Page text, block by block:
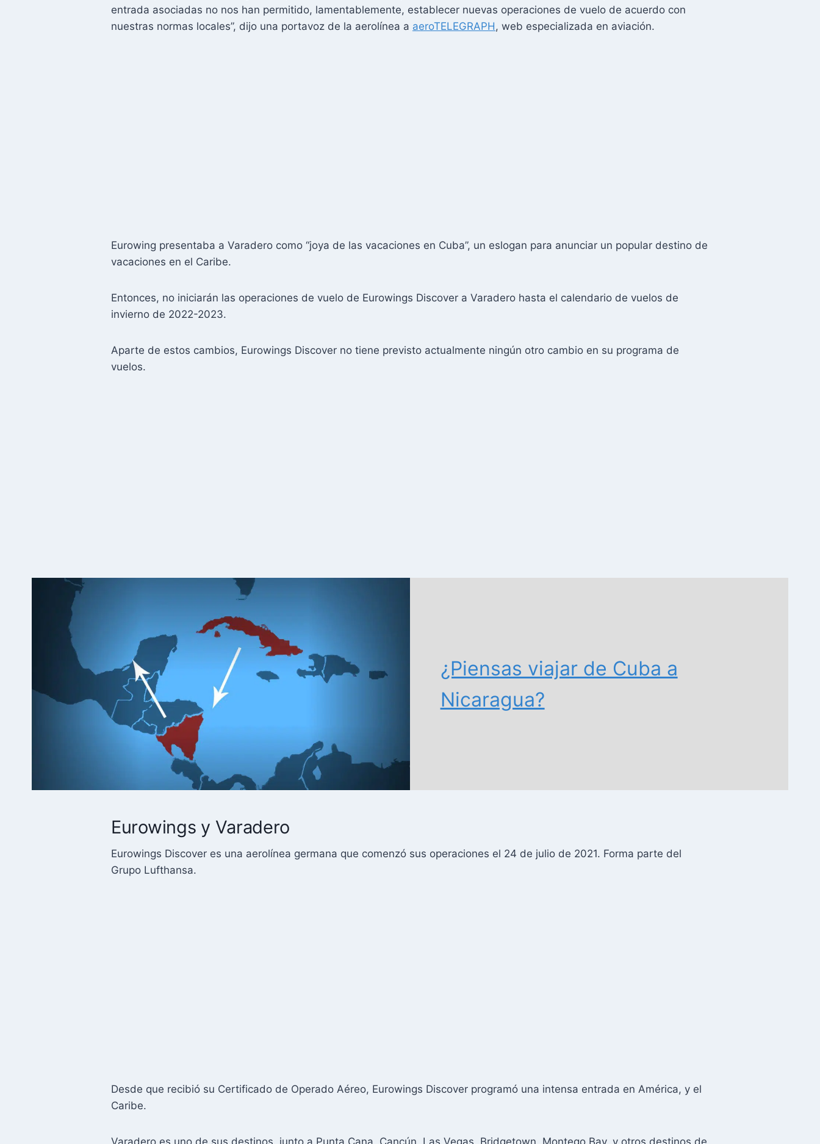
entrada asociadas no nos han permitido, lamentablemente, establecer nuevas operaciones de vuelo de acuerdo con
nuestras normas locales”, dijo una portavoz de la aerolínea a aeroTELEGRAPH , web especializada en aviación.
Eurowing presentaba a Varadero como “joya de las vacaciones en Cuba”, un eslogan para anunciar un popular destino de
vacaciones en el Caribe.
Entonces, no iniciarán las operaciones de vuelo de Eurowings Discover a Varadero hasta el calendario de vuelos de
invierno de 2022-2023.
Aparte de estos cambios, Eurowings Discover no tiene previsto actualmente ningún otro cambio en su programa de
vuelos.
¿Piensas viajar de Cuba a
Nicaragua?
Eurowings y Varadero
Eurowings Discover es una aerolínea germana que comenzó sus operaciones el 24 de julio de 2021. Forma parte del
Grupo Lufthansa.
Desde que recibió su Certificado de Operado Aéreo, Eurowings Discover programó una intensa entrada en América, y el
Caribe.